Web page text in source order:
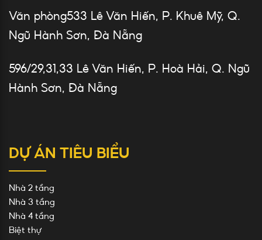
Văn phòng533 Lê Văn Hiến, P. Khuê Mỹ, Q.
Ngũ Hành Sơn, Đà Nẵng
596/29,31,33 Lê Văn Hiến, P. Hoà Hải, Q. Ngũ
Hành Sơn, Đà Nẵng
DỰ ÁN TIÊU BIỂU
Nhà 2 tầng
Nhà 3 tầng
Nhà 4 tầng
Biệt thự